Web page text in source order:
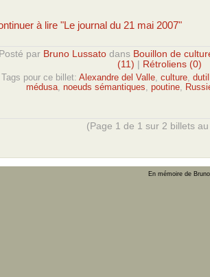
à lire "Le journal du 21 mai 2007"
Posté par Bruno Lussatodans Bouillon de
(11)
Rétroliens (0)
Tags pour ce billet: Alexandre del Valle culture
médusa noeuds sémantiques poutine
(Page 1 de 1 sur 2 billets
En mémoire de